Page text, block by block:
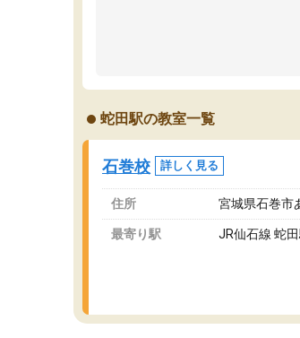
が、それを加味しても通って損は
蛇田駅の教室一覧
石巻校 詳しく見る
住所 宮城県石巻市
最寄り駅 JR仙石線 蛇